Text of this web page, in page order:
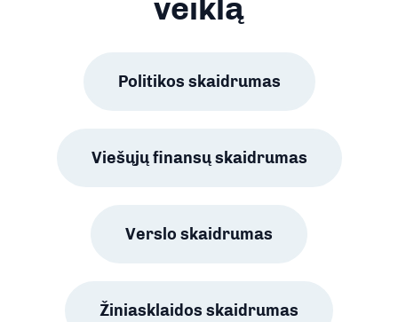
veiklą
Politikos skaidrumas
Viešųjų finansų skaidrumas
Verslo skaidrumas
Žiniasklaidos skaidrumas